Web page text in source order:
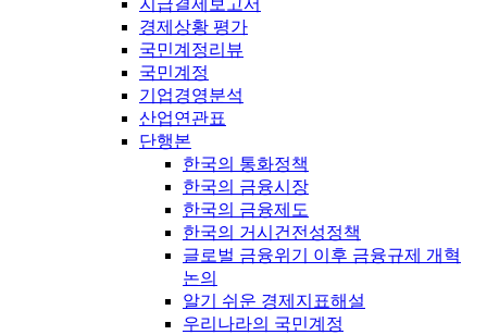
지급결제보고서
경제상황 평가
국민계정리뷰
국민계정
기업경영분석
산업연관표
단행본
한국의 통화정책
한국의 금융시장
한국의 금융제도
한국의 거시건전성정책
글로벌 금융위기 이후 금융규제 개혁
논의
알기 쉬운 경제지표해설
우리나라의 국민계정